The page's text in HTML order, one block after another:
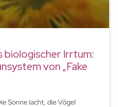
biologischer Irrtum:
von „Fake
Sonne lacht, die Vögel